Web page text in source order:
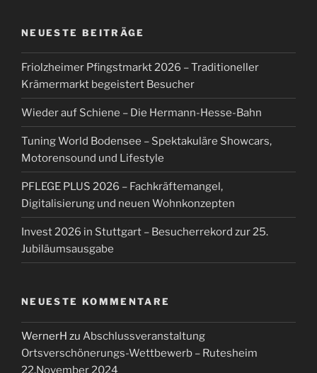
22.November 2024
Joe WölflingzuTuning World Bodensee – ist am
9.5.2024 gestartet
Joe Wölflingzu32. Mercedes-Benz JuniorCup 2024 –
6. + 7. Januar im Glaspalast Sindelfingen
Joe Wölflingzu 3.Frauen-Hallenfußball-Gala –
17.12.2023
WernerHzuupdate! — dirtlej – Dirtsuit Core Edition –
Radeinteiler aus 2020 – Erfahrungsbericht
Mai 2026
April 2026
März 2026